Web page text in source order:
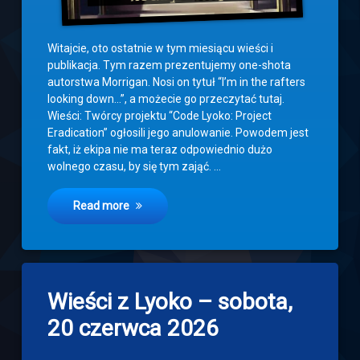
Witajcie, oto ostatnie w tym miesiącu wieści i
publikacja. Tym razem prezentujemy one-shota
autorstwa Morrigan. Nosi on tytuł “I’m in the rafters
looking down…”, a możecie go przeczytać tutaj.
Wieści: Twórcy projektu “Code Lyoko: Project
Eradication” ogłosili jego anulowanie. Powodem jest
fakt, iż ekipa nie ma teraz odpowiednio dużo
wolnego czasu, by się tym zająć. …
Read more
Wieści z Lyoko – sobota,
20 czerwca 2026
a
Comment
on
Wieści